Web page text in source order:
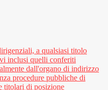
a qualsiasi titolo
inclusi quelli conferiti
dall'organo di indirizzo
procedure pubbliche di
titolari di posizione